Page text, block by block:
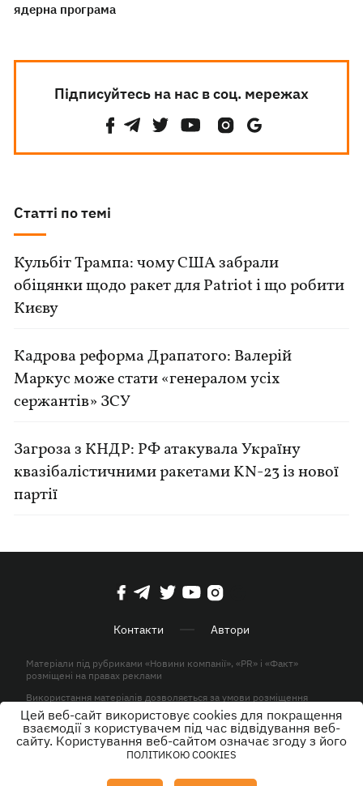
ядерна програма
Підписуйтесь на нас в соц. мережах
Статті по темі
Кульбіт Трампа: чому США забрали
обіцянки щодо ракет для Patriot і що робити
Києву
Кадрова реформа Драпатого: Валерій
Маркус може стати «генералом усіх
сержантів» ЗСУ
Загроза з КНДР: РФ атакувала Україну
квазібалістичними ракетами KN-23 із нової
партії
Контакти Автори
Матеріали під рубриками «Новини компанії», «PR» і «Факт»
розміщені на правах реклами
Використання матеріалів дозволяється за умови розміщення
активного гіперпосилання на KP.UA в першому абзаці.
© ТОВ «ЮЛАВ МЕДІА» 2026. Всі права захищені.
Цей веб-сайт використовує cookies для покращення
взаємодії з користувачем під час відвідування веб-
сайту. Користування веб-сайтом означає згоду з його
ПОЛІТИКОЮ COOKIES